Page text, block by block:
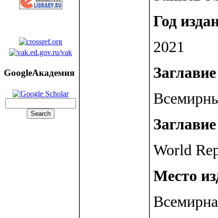
GoogleАкадемия
Год
2021
World
Место